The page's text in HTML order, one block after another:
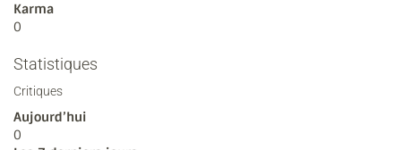
Karma
0
Statistiques
Critiques
Aujourd’hui
0